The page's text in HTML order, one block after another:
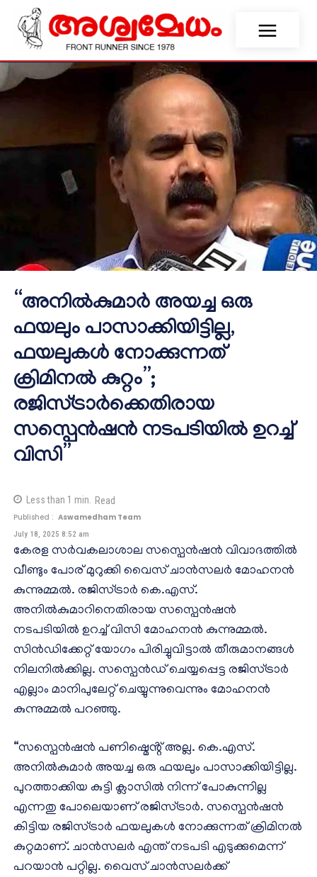
“അനിൽകുമാർ അയച്ച ഒരു
ഫയലും പാസാക്കിയിട്ടില്ല,
ഫയലുകൾ നോക്കുന്നത്
ക്രിമിനൽ കുറ്റം”;
രജിസ്ട്രാർക്കെതിരായ
സസ്പെൻഷൻ നടപടിയിൽ ഉറച്ച്
വിസി”
Less than 1 min. Read
Published : Aswamedham Team
July 18, 2025 8:52 am
കേരള സർവകലാശാല സസ്പെൻഷൻ വിവാദത്തിൽ
വീണ്ടും പോര് മുറുക്കി വൈസ് ചാൻസലർ മോഹനൻ
കുന്നുമ്മൽ. രജിസ്ട്രാർ കെ.എസ്.
അനിൽകുമാറിനെതിരായ സസ്പെൻഷൻ
നടപടിയിൽ ഉറച്ച് വിസി മോഹനൻ കുന്നുമ്മൽ.
സിൻഡിക്കേറ്റ് യോഗം പിരിച്ചുവിട്ടാൽ തീരുമാനങ്ങൾ
നിലനിൽക്കില്ല. സസ്പെൻഡ് ചെയ്യപ്പെട്ട രജിസ്ട്രാർ
എല്ലാം മാനിപുലേറ്റ് ചെയ്യുന്നുവെന്നും മോഹനൻ
കുന്നുമ്മൽ പറഞ്ഞു.
“സസ്പെൻഷൻ പണിഷ്മെൻ്റ് അല്ല. കെ.എസ്.
അനിൽകുമാർ അയച്ച ഒരു ഫയലും പാസാക്കിയിട്ടില്ല.
പുറത്താക്കിയ കുട്ടി ക്ലാസിൽ നിന്ന് പോകുന്നില്ല
എന്നതു പോലെയാണ് രജിസ്ട്രാർ. സസ്പെൻഷൻ
കിട്ടിയ രജിസ്ട്രാർ ഫയലുകൾ നോക്കുന്നത് ക്രിമിനൽ
കുറ്റമാണ്. ചാൻസലർ എന്ത് നടപടി എടുക്കുമെന്ന്
പറയാൻ പറ്റില്ല. വൈസ് ചാൻസലർക്ക്